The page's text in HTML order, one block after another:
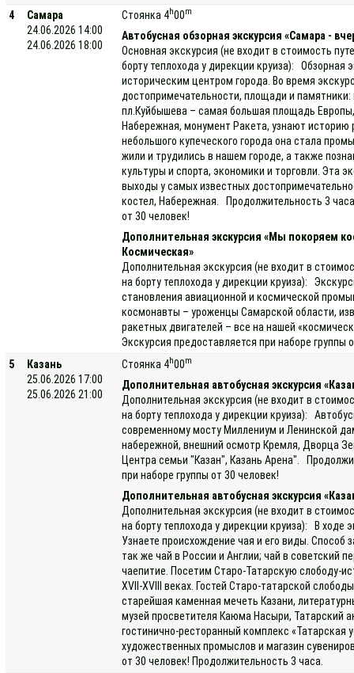
4
Самара
24.06.2026 14:00
24.06.2026 18:00
Стоянка 4h00m
Автобусная обзорная экскурсия «Самара -
Основная экскурсия (не входит в стоимость
борту теплохода у дирекции круиза): Обзорная
историческим центром города. Во время
достопримечательности, площади и
пл.Куйбышева – самая большая площадь
Набережная, монумент Ракета, узнают историю
небольшого купеческого города она стала
жили и трудились в нашем городе, а также
культуры и спорта, экономики и торговли. Эта
выходы у самых известных
костел, Набережная. Продолжительность 3
от 30 человек!
Дополнительная экскурсия «Мы покоряем
Космическая»
Дополнительная экскурсия (не входит в
на борту теплохода у дирекции круиза):
становления авиационной и космической
космонавты – уроженцы Самарской области,
ракетных двигателей – все на нашей
Экскурсия предоставляется при наборе группы
5
Казань
25.06.2026 17:00
25.06.2026 21:00
Стоянка 4h00m
Дополнительная автобусная экскурсия
Дополнительная экскурсия (не входит в
на борту теплохода у дирекции круиза):
современному мосту Миллениум и Ленинской
набережной, внешний осмотр Кремля, Дворца
Центра семьи "Казан", Казань Арена".
при наборе группы от 30 человек!
Дополнительная автобусная экскурсия
Дополнительная экскурсия (не входит в
на борту теплохода у дирекции круиза): В ходе
Узнаете происхождение чая и его виды. Способ
так же чай в России и Англии; чай в советский
чаепитие. Посетим Старо-Татарскую слободу-
XVII-XVIII веках. Гостей Старо-татарской
старейшая каменная мечеть Казани,
музей просветителя Каюма Насыри, Татарский
гостинично-ресторанный комплекс
художественных промыслов и магазин
от 30 человек! Продолжительность 3 часа.